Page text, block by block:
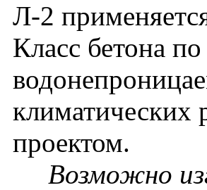
Л-2
Класс бетона
климатических
проектом.
Возможно